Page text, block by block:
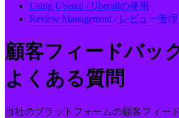
Using Uberall / Uberallの使用
Review Management / レビュー管理
顧客フィードバッ
よくある質問
当社のプラットフォームの顧客フィー